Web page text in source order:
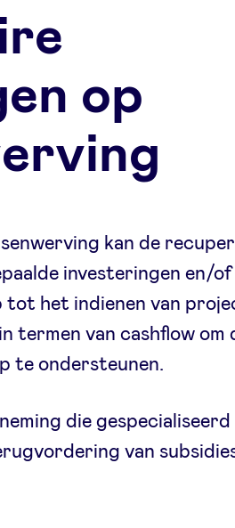
op
kan de
investeringen en/
tot het indienen van
termen van cashflow om
te ondersteunen.
die gespecialiseerd
van